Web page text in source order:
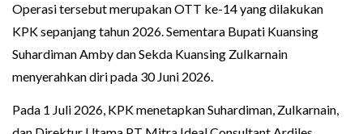
Operasi tersebut merupakan OTT ke-14 yang dilakukan
KPK sepanjang tahun 2026. Sementara Bupati Kuansing
Suhardiman Amby dan Sekda Kuansing Zulkarnain
menyerahkan diri pada 30 Juni 2026.
Pada 1 Juli 2026, KPK menetapkan Suhardiman, Zulkarnain,